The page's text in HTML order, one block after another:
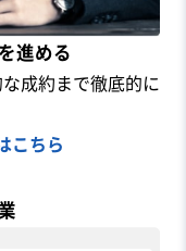
進める
成約まで徹底的に
こちら